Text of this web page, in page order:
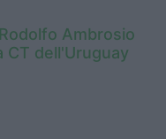
Ambrosio
CT dell'Uruguay